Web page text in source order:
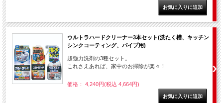
ウルトラハードクリーナー3本セット(洗たく槽、キッチン
シンクコーティング、パイプ用)
超強力洗剤の3種セット。
これさえあれば、家中のお掃除が楽々！
価格： 4,240円(税込 4,664円)